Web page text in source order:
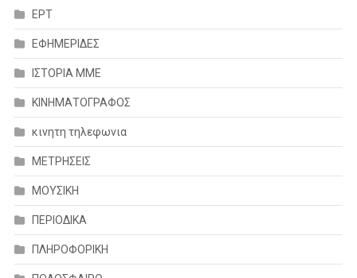
ΕΡΤ
ΕΦΗΜΕΡΙΔΕΣ
ΙΣΤΟΡΙΑ ΜΜΕ
ΚΙΝΗΜΑΤΟΓΡΑΦΟΣ
κινητη τηλεφωνια
ΜΕΤΡΗΣΕΙΣ
ΜΟΥΣΙΚΗ
ΠΕΡΙΟΔΙΚΑ
ΠΛΗΡΟΦΟΡΙΚΗ